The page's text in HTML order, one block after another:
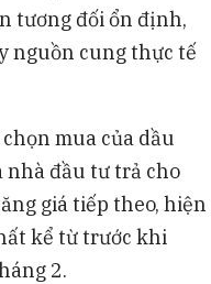
tương đối ổn định,
nguồn cung thực tế
mua của dầu
nhà đầu tư trả cho
giá tiếp theo, hiện
kể từ trước khi
2.